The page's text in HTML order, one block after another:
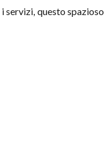
servizi, questo spazioso